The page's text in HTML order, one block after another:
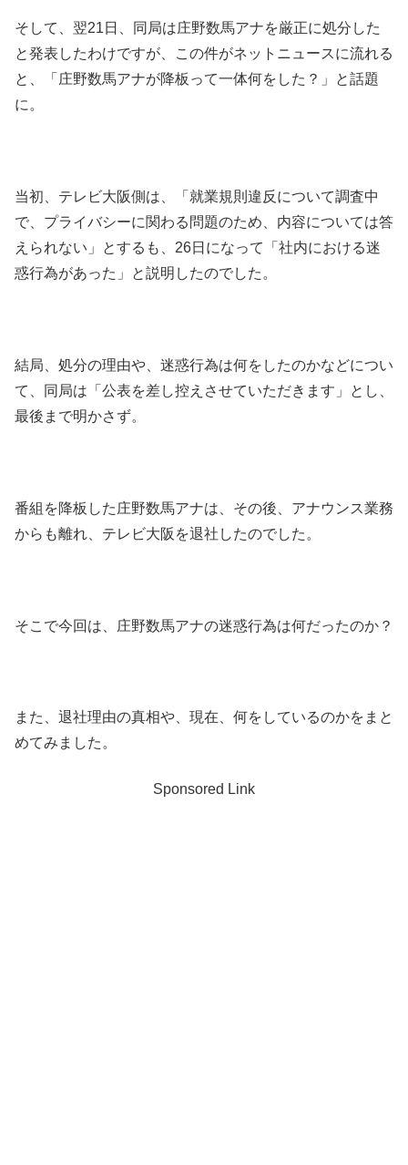
そして、翌21日、同局は庄野数馬アナを厳正に処分した
と発表したわけですが、この件がネットニュースに流れる
と、「庄野数馬アナが降板って一体何をした？」と話題
に。
当初、テレビ大阪側は、「就業規則違反について調査中
で、プライバシーに関わる問題のため、内容については答
えられない」とするも、26日になって「社内における迷
惑行為があった」と説明したのでした。
結局、処分の理由や、迷惑行為は何をしたのかなどについ
て、同局は「公表を差し控えさせていただきます」とし、
最後まで明かさず。
番組を降板した庄野数馬アナは、その後、アナウンス業務
からも離れ、テレビ大阪を退社したのでした。
そこで今回は、庄野数馬アナの迷惑行為は何だったのか？
また、退社理由の真相や、現在、何をしているのかをまと
めてみました。
Sponsored Link